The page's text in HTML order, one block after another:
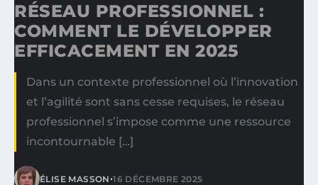
RÉSEAU PROFESSIONNEL :
COMMENT LE DÉVELOPPER
EFFICACEMENT EN 2025
Dans un contexte professionnel où l’innovation
et l’agilité sont sans cesse requises, le réseau
professionnel s’impose comme une ressource
incontournable […]
ÉLISE MASSON•16 DÉCEMBRE 2025